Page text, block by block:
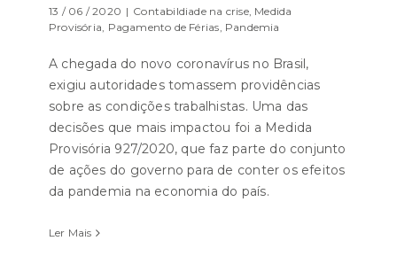
13 / 06 / 2020 | Contabildiade na crise, Medida
Provisória, Pagamento de Férias, Pandemia
A chegada do novo coronavírus no Brasil,
exigiu autoridades tomassem providências
sobre as condições trabalhistas. Uma das
decisões que mais impactou foi a Medida
Provisória 927/2020, que faz parte do conjunto
de ações do governo para de conter os efeitos
da pandemia na economia do país.
Ler Mais